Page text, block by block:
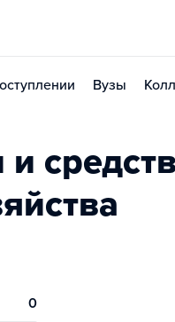
Вузы
0